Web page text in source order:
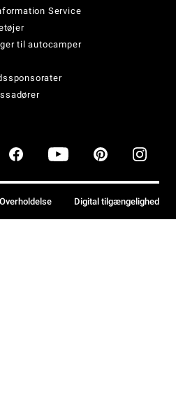
Service
til autocamper
Overholdelse Digital tilgængelighed